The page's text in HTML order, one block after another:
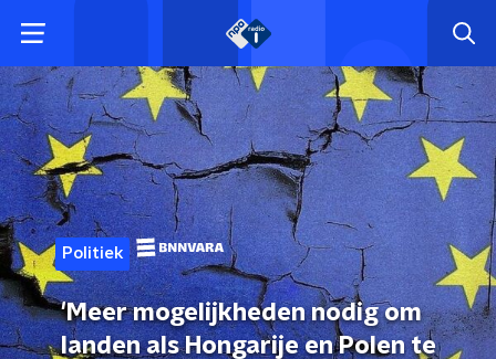
Politiek
'Meer mogelijkheden nodig om
landen als Hongarije en Polen te